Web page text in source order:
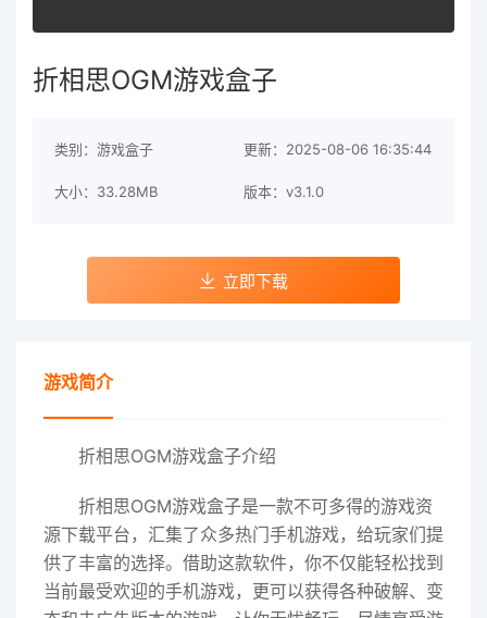
折相思OGM游戏盒子
类别：游戏盒子 更新：2025-08-06 16:35:44
大小：33.28MB 版本：v3.1.0
立即下载
游戏简介
折相思OGM游戏盒子介绍
折相思OGM游戏盒子是一款不可多得的游戏资
源下载平台，汇集了众多热门手机游戏，给玩家们提
供了丰富的选择。借助这款软件，你不仅能轻松找到
当前最受欢迎的手机游戏，更可以获得各种破解、变